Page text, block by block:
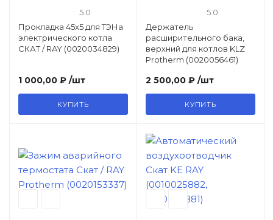
5.0
Прокладка 45x5 для ТЭНа
электрического котла
СКАТ / RAY (0020034829)
1 000,00 ₽ /шт
КУПИТЬ
5.0
Держатель
расширительного бака,
верхний для котлов KLZ
Protherm (0020056461)
2 500,00 ₽ /шт
КУПИТЬ